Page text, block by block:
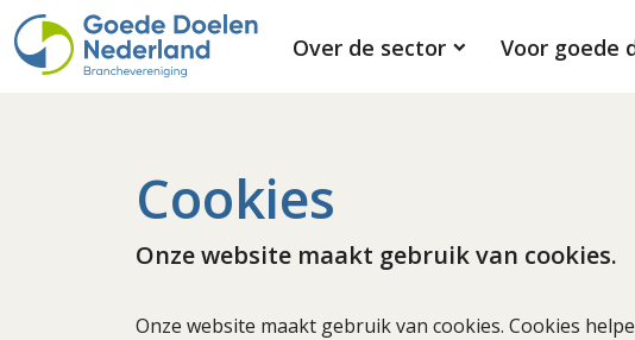
Over de sector Voor goede
Cookies
Onze website maakt gebruik van cookies.
Onze website maakt gebruik van cookies. Cookies